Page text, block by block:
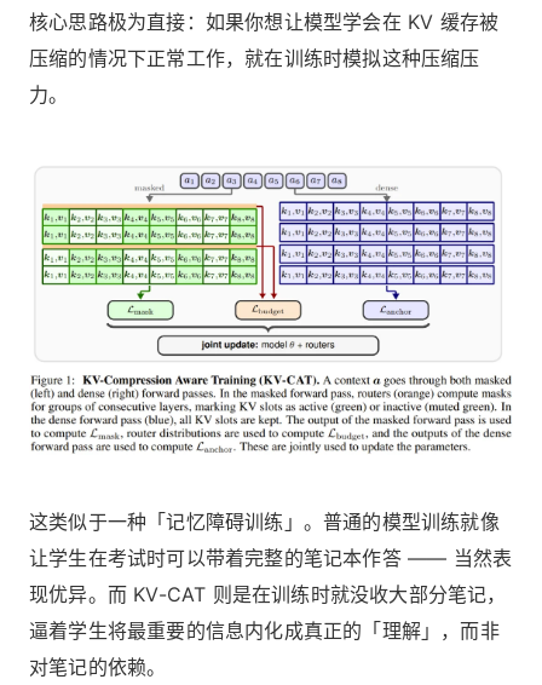
核心思路极为直接：如果你想让模型学会在 KV 缓存被
压缩的情况下正常工作，就在训练时模拟这种压缩压
力。
这类似于一种「记忆障碍训练」。普通的模型训练就像
让学生在考试时可以带着完整的笔记本作答 —— 当然表
现优异。而 KV-CAT 则是在训练时就没收大部分笔记，
逼着学生将最重要的信息内化成真正的「理解」，而非
对笔记的依赖。